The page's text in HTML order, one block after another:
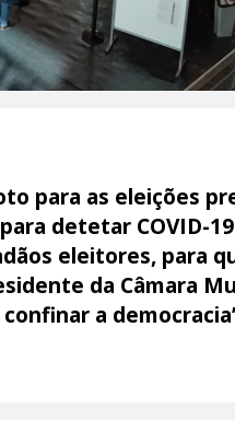
para as eleições
detetar COVID-
eleitores, para
da Câmara
a